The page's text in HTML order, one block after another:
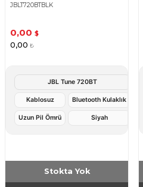
JBLT720BTBLK
0,00 $
0,00 ₺
JBL Tune 720BT
Kablosuz Bluetooth Kulaklık
Uzun Pil Ömrü Siyah
Stokta Yok